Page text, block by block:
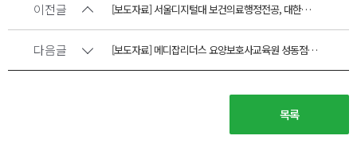
이전글 [보도자료] 서울디지털대 보건의료행정전공, 대한병원코디네이터협회와 제휴협약 체결
다음글 [보도자료] 메디잡리더스 요양보호사교육원 성동점·구성점·죽전점, 대한병원코디네이터협회와 산학협력 업무협약 체결
목록